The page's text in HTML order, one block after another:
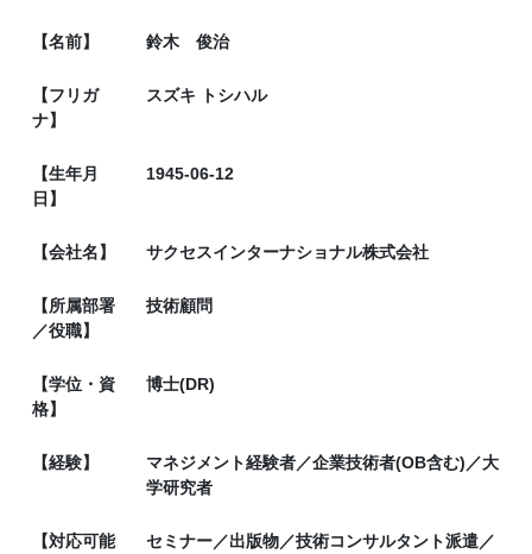
【名前】 鈴木 俊治
【フリガ
ナ】
スズキ トシハル
【生年月
日】
1945-06-12
【会社名】 サクセスインターナショナル株式会社
【所属部署
／役職】
技術顧問
【学位・資
格】
博士(DR)
【経験】
マネジメント経験者／企業技術者(OB含む)／大
学研究者
【対応可能
セミナー／出版物／技術コンサルタント派遣／